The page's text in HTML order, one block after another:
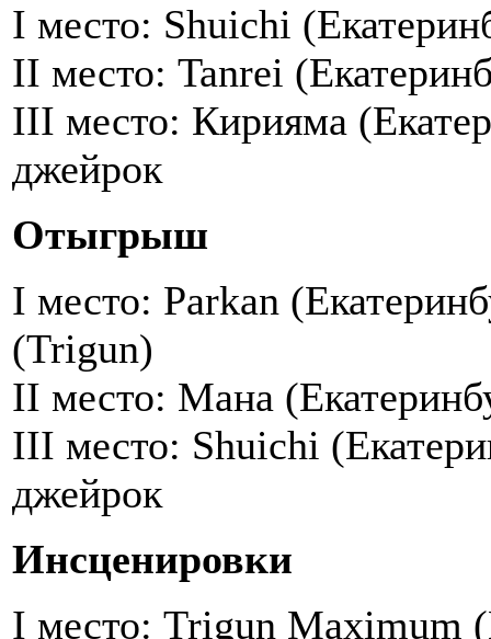
I место: Shuichi
II место: Tanrei
III место: Кирияма
джейрок
Отыгрыш
I место: Parkan
(Trigun)
II место: Мана
III место: Shuichi
джейрок
Инсценировки
I место: Trigun Maximum